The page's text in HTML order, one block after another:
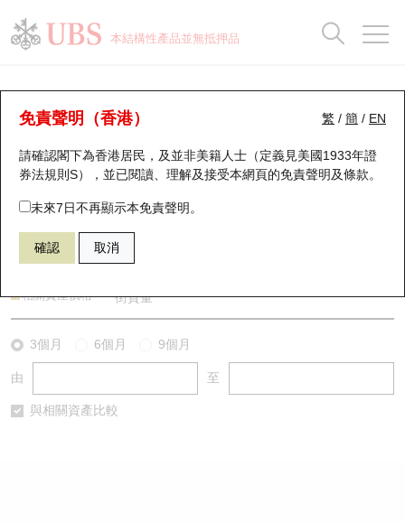
本結構性產品並無抵押品
繁 / 簡 / EN
免責聲明（香港）
請確認閣下為香港居民，及並非美籍人士（定義見美國1933年證
券法規則S），並已閱讀、理解及接受本網頁的免責聲明及條款。
未來7日不再顯示本免責聲明。
確認 取消
牛熊證分析儀
表現 街貨統計 比較
55819 瑞銀牛證 HSI 恒生指數
相關資產價格 街貨量
3個月 6個月 9個月
由 至
與相關資產比較
瑞銀認股證一覽
新發行瑞銀認股證
即將到期認股證
認股證到期結算價查詢
認股證分析儀
認股證速算機
引伸波幅比較圖
街貨統計
比較
牛熊全景快搜
牛熊證搜尋
牛熊證街貨分佈圖
正股牛熊證列表
新發行瑞銀牛熊證
已收回牛熊證剩餘價值
即將到期牛熊證
街貨統計
比較
十大升幅/跌幅
十大認股證成交分佈
十天股證佔大市成交
資金流
街貨統計
三十大平均引伸波幅
正股分析儀
二十大活躍股份
恒指成份股
國指成份股
科指成份股
相關資產沽空
業績及經濟日曆
持股比重
顯示所有持股比重
每月輪證大市專題
輪證專欄
講座及教育短片
認股證投資者教育
牛熊證投資者教育
認股證牛熊證常問問題